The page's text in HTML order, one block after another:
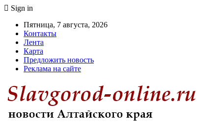
Sign in
Пятница, 7 августа, 2026
Контакты
Лента
Карта
Предложить новость
Реклама на сайте